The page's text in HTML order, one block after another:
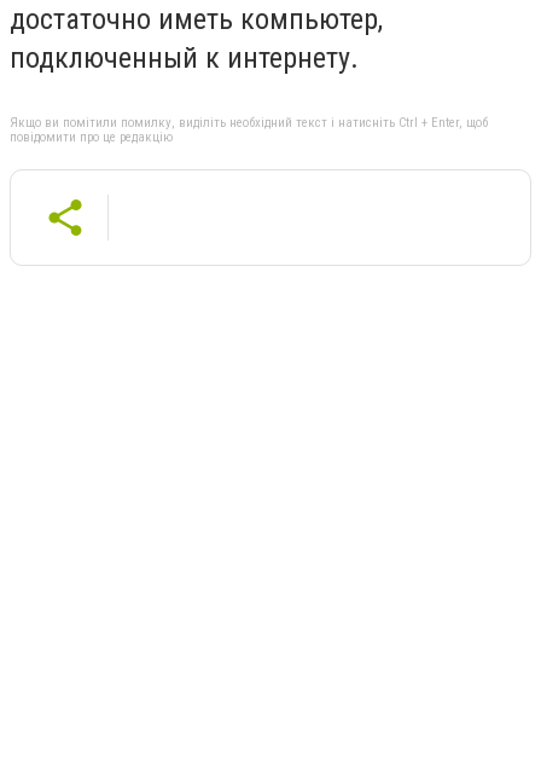
достаточно иметь компьютер,
подключенный к интернету.
Якщо ви помітили помилку, виділіть необхідний текст і натисніть Ctrl + Enter, щоб
повідомити про це редакцію